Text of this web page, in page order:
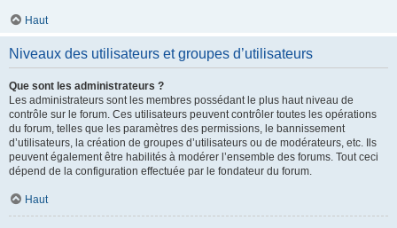
Haut
Niveaux des utilisateurs et groupes d’utilisateurs
Que sont les administrateurs ?
Les administrateurs sont les membres possédant le plus haut niveau de
contrôle sur le forum. Ces utilisateurs peuvent contrôler toutes les opérations
du forum, telles que les paramètres des permissions, le bannissement
d’utilisateurs, la création de groupes d’utilisateurs ou de modérateurs, etc. Ils
peuvent également être habilités à modérer l’ensemble des forums. Tout ceci
dépend de la configuration effectuée par le fondateur du forum.
Haut